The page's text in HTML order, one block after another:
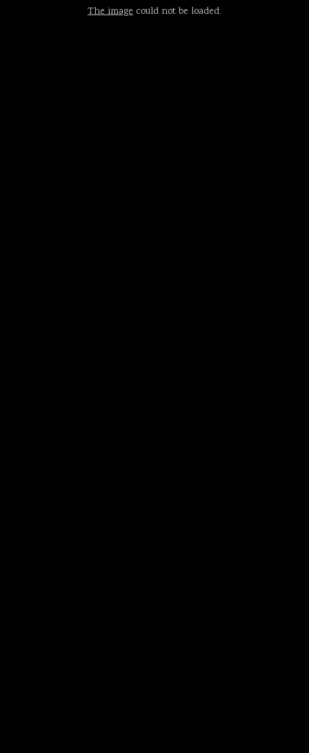
The image could not be loaded.